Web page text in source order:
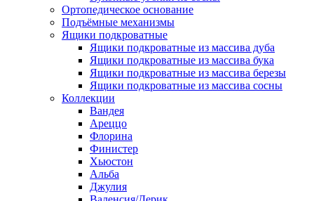
Ортопедическое основание
Подъёмные механизмы
Ящики подкроватные
Ящики подкроватные из массива дуба
Ящики подкроватные из массива бука
Ящики подкроватные из массива березы
Ящики подкроватные из массива сосны
Коллекции
Вандея
Ареццо
Флорина
Финистер
Хьюстон
Альба
Джулия